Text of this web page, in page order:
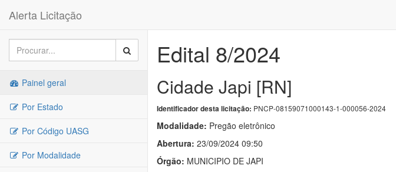
Alerta Licitação
Painel geral
Por Estado
Por Código UASG
Por Modalidade
Edital 8/2024
Cidade Japi [RN]
Identificador desta licitação: PNCP-08159071000143-1-000056-2024
Modalidade: Pregão eletrônico
Abertura: 23/09/2024 09:50
Órgão: MUNICIPIO DE JAPI